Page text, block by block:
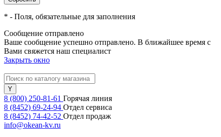
* - Поля, обязательные для заполнения
Сообщение отправлено
Ваше сообщение успешно отправлено. В ближайшее время с
Вами свяжется наш специалист
Закрыть окно
8 (800) 250-81-61 Горячая линия
8 (8452) 69-24-94 Отдел сервиса
8 (8452) 74-42-52 Отдел продаж
info@okean-kv.ru